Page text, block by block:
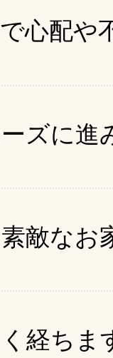
配や
に進
なお
ちま